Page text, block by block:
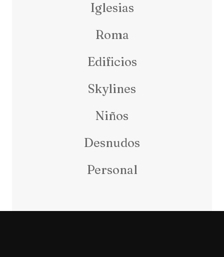
Iglesias
Roma
Edificios
Skylines
Niños
Desnudos
Personal